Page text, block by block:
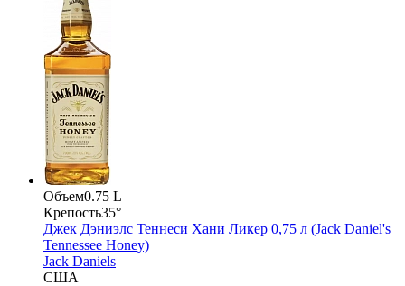
Объем0.75 L
Крепость35°
Джек Дэниэлс Теннеси Хани Ликер 0,75 л (Jack Daniel's
Tennessee Honey)
Jack Daniels
США